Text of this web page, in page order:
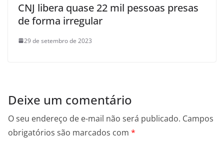
CNJ libera quase 22 mil pessoas presas
de forma irregular
29 de setembro de 2023
Deixe um comentário
O seu endereço de e-mail não será publicado. Campos
obrigatórios são marcados com *